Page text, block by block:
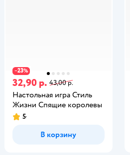
−23%
32,90 р. 43,00 р.
Настольная игра Стиль
Жизни Спящие королевы
5
В корзину